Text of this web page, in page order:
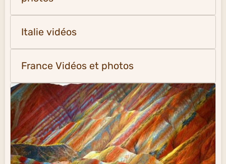
Italie vidéos
France Vidéos et photos